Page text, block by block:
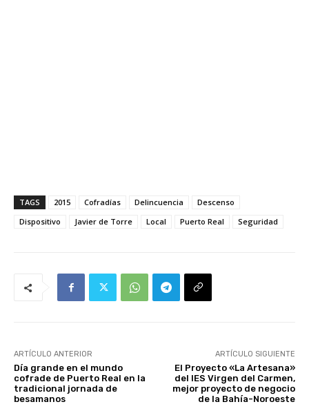
TAGS 2015 Cofradías Delincuencia
Descenso
Dispositivo
Javier de Torre Local Puerto Real Seguridad
ARTÍCULO ANTERIOR
Día grande en el mundo
cofrade de Puerto Real en la
tradicional jornada de
besamanos
ARTÍCULO SIGUIENTE
El Proyecto «La Artesana»
del IES Virgen del Carmen,
mejor proyecto de negocio
de la Bahía-Noroeste